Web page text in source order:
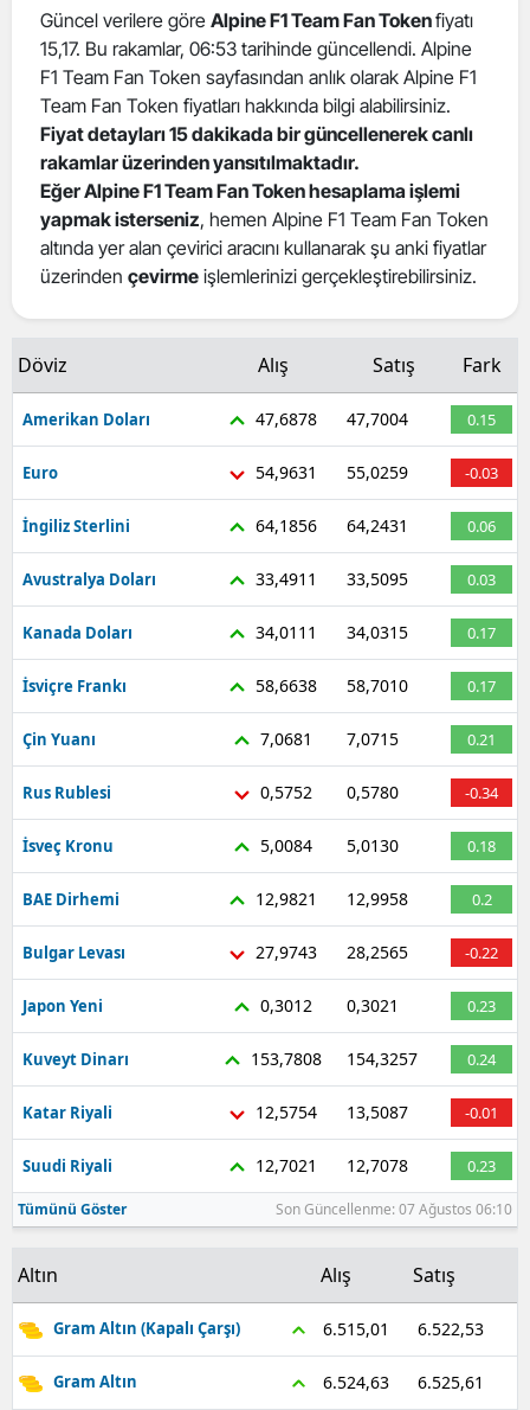
Eskişehir
Gaziantep
Giresun
Gümüşhane
Hakkari
Hatay
Mersin
İstanbul
İzmir
Kars
Kastamonu
Kayseri
Kırşehir
Kocaeli
Konya
Kütahya
Malatya
Manisa
Kahramanmaraş
Mardin
Muğla
Muş
Nevşehir
Ordu
Rize
Güncel verilere göre Alpine F1 Team Fan Tokenfiyatı
15,17. Bu rakamlar, 06:53 tarihinde güncellendi. Alpine
F1 Team Fan Token sayfasından anlık olarak Alpine F1
Team Fan Token fiyatları hakkında bilgi alabilirsiniz.
Fiyat detayları 15 dakikada bir güncellenerek canlı
rakamlar üzerinden yansıtılmaktadır.
Eğer Alpine F1 Team Fan Token hesaplama işlemi
yapmak isterseniz, hemen Alpine F1 Team Fan Token
altında yer alan çevirici aracını kullanarak şu anki fiyatlar
üzerinden çevirme işlemlerinizi gerçekleştirebilirsiniz.
Döviz Alış Satış Fark
Amerikan Doları 47,6878 47,7004 0.15
Euro 54,9631 55,0259 -0.03
İngiliz Sterlini 64,1856 64,2431 0.06
Avustralya Doları 33,4911 33,5095 0.03
Kanada Doları 34,0111 34,0315 0.17
İsviçre Frankı 58,6638 58,7010 0.17
Çin Yuanı 7,0681 7,0715 0.21
Rus Rublesi 0,5752 0,5780 -0.34
İsveç Kronu 5,0084 5,0130 0.18
BAE Dirhemi 12,9821 12,9958 0.2
Bulgar Levası 27,9743 28,2565 -0.22
Japon Yeni 0,3012 0,3021 0.23
Kuveyt Dinarı 153,7808 154,3257 0.24
Katar Riyali 12,5754 13,5087 -0.01
Suudi Riyali 12,7021 12,7078 0.23
Tümünü Göster Son Güncellenme: 07 Ağustos 06:10
Altın Alış Satış
Gram Altın (Kapalı Çarşı) 6.515,01 6.522,53
Gram Altın 6.524,63 6.525,61